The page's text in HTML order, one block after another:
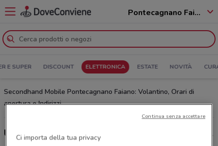
Pontecagnano Faiano - 84098
E SUPER DISCOUNT ELETTRONICA ESTATE NOVITÀ
Secondhand Mobile Pontecagnano Faiano: Volantino, Orari di
apertura e Indirizzi
Ultime offerte del volantino Secondhand Mobile
Ci importa della tua privacy
Continua senza accettare